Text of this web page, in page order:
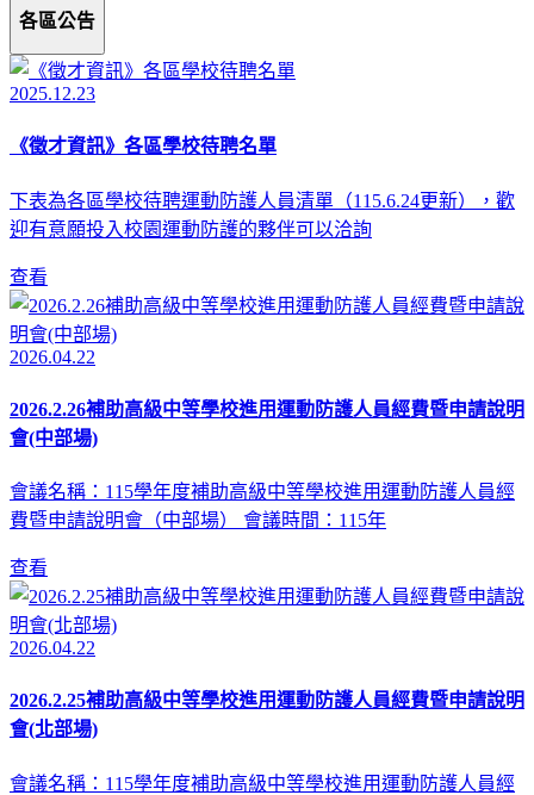
各區公告
2025.12.23
《徵才資訊》各區學校待聘名單
下表為各區學校待聘運動防護人員清單（115.6.24更新），歡
迎有意願投入校園運動防護的夥伴可以洽詢
查看
2026.04.22
2026.2.26補助高級中等學校進用運動防護人員經費暨申請說明
會(中部場)
會議名稱：115學年度補助高級中等學校進用運動防護人員經
費暨申請說明會（中部場） 會議時間：115年
查看
2026.04.22
2026.2.25補助高級中等學校進用運動防護人員經費暨申請說明
會(北部場)
會議名稱：115學年度補助高級中等學校進用運動防護人員經